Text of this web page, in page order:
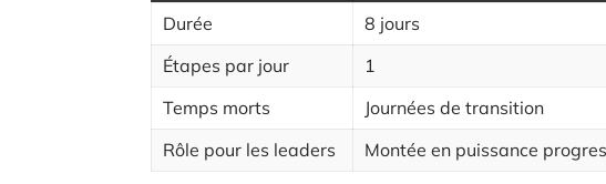
Durée 8 jours
Étapes par jour
1
Temps morts
Journées de transition
Rôle pour les leaders
Montée en puissance